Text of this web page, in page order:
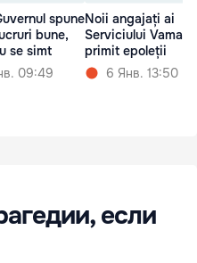
spune
bune,
se simt
09:49
Noii angajați ai
Serviciului Vamal
primit epoleții
6 Янв. 13:50
если